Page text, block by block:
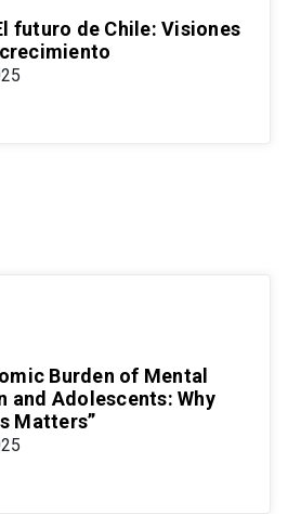
futuro de Chile: Visiones
Burden of Mental
and Adolescents: Why
Matters”